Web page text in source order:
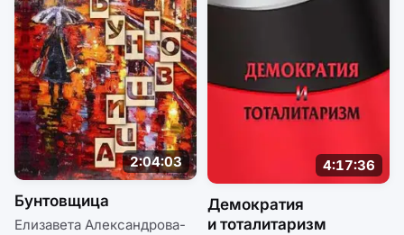
2:04:03
Бунтовщица
Елизавета Александрова-
4:17:36
Демократия
и тоталитаризм